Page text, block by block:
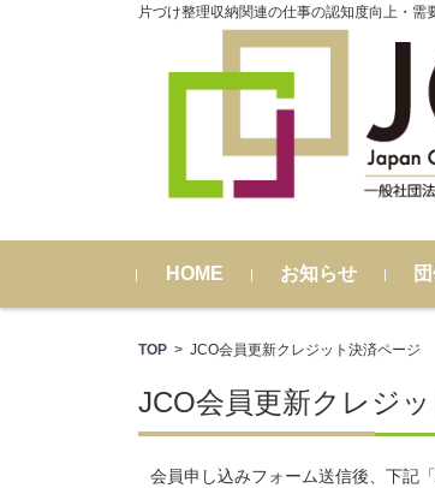
片づけ整理収納関連の仕事の認知度向上・
コンテンツに移動
HOME
お知らせ
TOP> JCO会員更新クレジット決済ページ
JCO会員更新クレジ
会員申し込みフォーム送信後、下記